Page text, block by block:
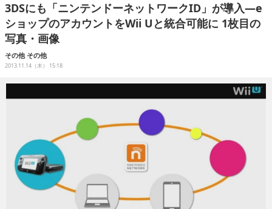
企業動向
人材育成
産業政策
eスポーツ
3DSにも「ニンテンドーネットワークID」が導入―e
ショップのアカウントをWii Uと統合可能に 1枚目の
写真・画像
その他 その他
2013.11.14（木） 15:18